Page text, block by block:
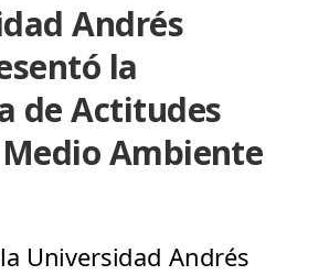
Andrés
la
de Actitudes
Ambiente
Universidad Andrés